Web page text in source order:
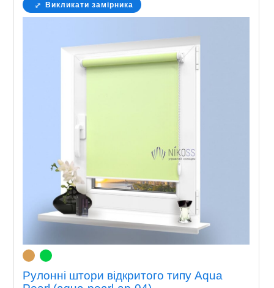
Викликати замірника
Рулонні штори відкритого типу Aqua